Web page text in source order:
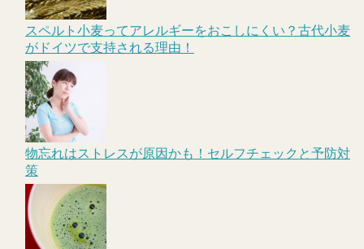
スペルト小麦ってアレルギーをおこしにくい？古代小麦
がドイツで支持される理由！
物忘れはストレスが原因かも！セルフチェックと予防対
策